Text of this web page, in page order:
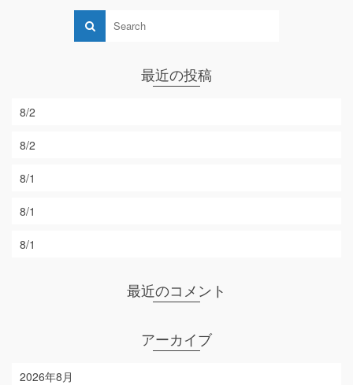
最近の投稿
8/2
8/2
8/1
8/1
8/1
最近のコメント
アーカイブ
2026年8月